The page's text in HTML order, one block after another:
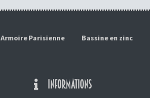
Armoire Parisienne Bassine en zinc
INFORMATIONS